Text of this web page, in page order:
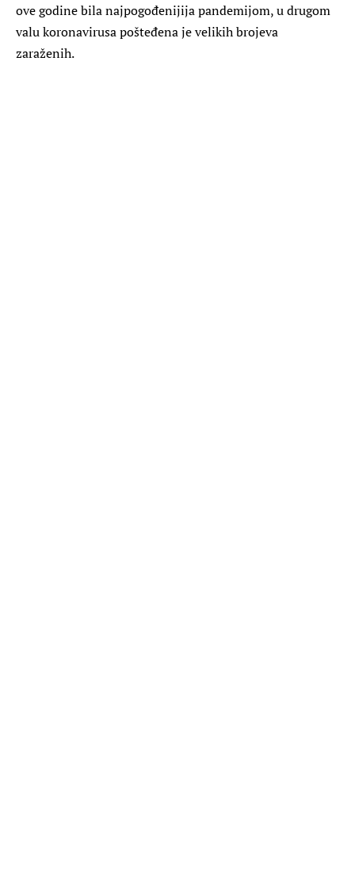
ove godine bila najpogođenijija pandemijom, u drugom
valu koronavirusa pošteđena je velikih brojeva
zaraženih.